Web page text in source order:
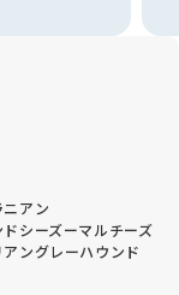
アン
シーズーマルチーズ
アングレーハウンド